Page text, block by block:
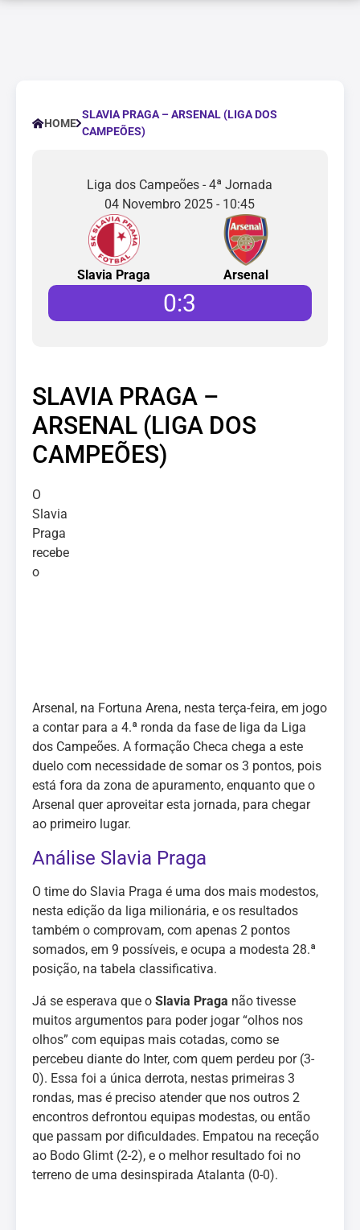
HOME
SLAVIA PRAGA – ARSENAL (LIGA DOS
CAMPEÕES)
Liga dos Campeões - 4ª Jornada
04 Novembro 2025 - 10:45
Slavia Praga Arsenal
0:3
SLAVIA PRAGA –
ARSENAL (LIGA DOS
CAMPEÕES)
O
Slavia
Praga
recebe
o
Arsenal, na Fortuna Arena, nesta terça-feira, em jogo
a contar para a 4.ª ronda da fase de liga da Liga
dos Campeões. A formação Checa chega a este
duelo com necessidade de somar os 3 pontos, pois
está fora da zona de apuramento, enquanto que o
Arsenal quer aproveitar esta jornada, para chegar
ao primeiro lugar.
Análise Slavia Praga
O time do Slavia Praga é uma dos mais modestos,
nesta edição da liga milionária, e os resultados
também o comprovam, com apenas 2 pontos
somados, em 9 possíveis, e ocupa a modesta 28.ª
posição, na tabela classificativa.
Já se esperava que o Slavia Praga não tivesse
muitos argumentos para poder jogar “olhos nos
olhos” com equipas mais cotadas, como se
percebeu diante do Inter, com quem perdeu por (3-
0). Essa foi a única derrota, nestas primeiras 3
rondas, mas é preciso atender que nos outros 2
encontros defrontou equipas modestas, ou então
que passam por dificuldades. Empatou na receção
ao Bodo Glimt (2-2), e o melhor resultado foi no
terreno de uma desinspirada Atalanta (0-0).